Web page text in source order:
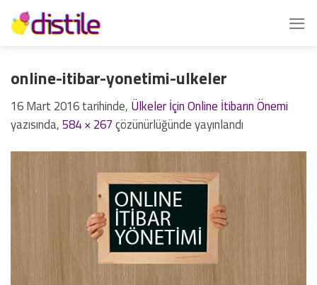
İçeriğe
atla
online-itibar-yonetimi-ulkeler
16 Mart 2016tarihinde, Ülkeler İçin Online İtibarın Önemi
yazısında,584 × 267çözünürlüğünde yayınlandı